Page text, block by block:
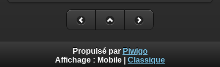
Propulsé par Piwigo
Affichage : Mobile Classique